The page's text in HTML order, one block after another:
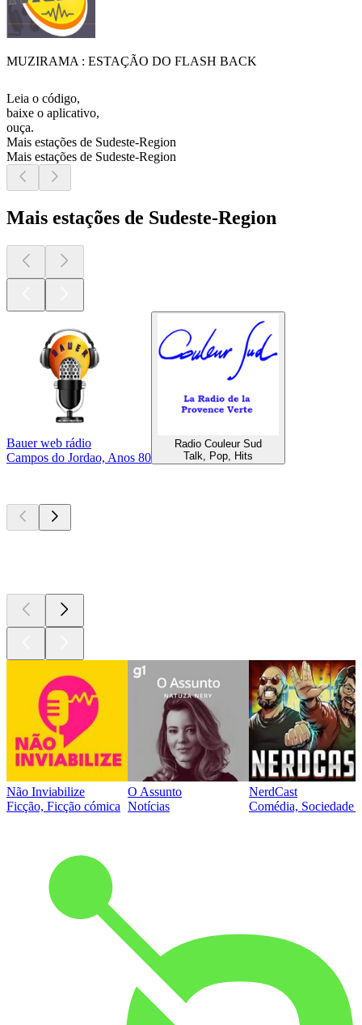
MUZIRAMA : ESTAÇÃO DO FLASH BACK
Leia o código,
baixe o aplicativo,
ouça.
Mais estações de Sudeste-Region
Mais estações de Sudeste-Region
Mais estações de Sudeste-Region
Bauer web rádio
Campos do Jordao, Anos 80
Radio Couleur Sud
Talk, Pop, Hits
Não Inviabilize
Ficção, Ficção cómica
O Assunto
Notícias
NerdCast
Comédia, Sociedade